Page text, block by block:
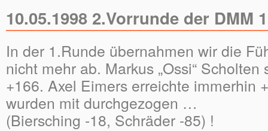
10.05.1998 2.Vorrunde der DMM
In der 1.Runde übernahmen wir die
nicht mehr ab. Markus „Ossi“
+166. Axel Eimers erreichte immerhin
wurden mit durchgezogen …
(Biersching -18, Schräder -85) !